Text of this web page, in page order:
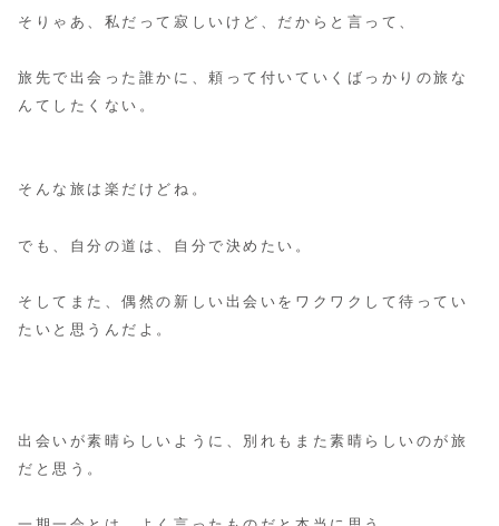
そりゃあ、私だって寂しいけど、だからと言って、
旅先で出会った誰かに、頼って付いていくばっかりの旅な
んてしたくない。
そんな旅は楽だけどね。
でも、自分の道は、自分で決めたい。
そしてまた、偶然の新しい出会いをワクワクして待ってい
たいと思うんだよ。
出会いが素晴らしいように、別れもまた素晴らしいのが旅
だと思う。